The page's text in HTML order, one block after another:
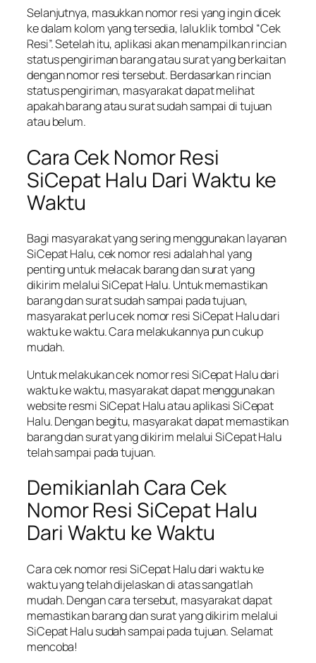
Selanjutnya, masukkan nomor resi yang ingin dicek
ke dalam kolom yang tersedia, lalu klik tombol “Cek
Resi”. Setelah itu, aplikasi akan menampilkan rincian
status pengiriman barang atau surat yang berkaitan
dengan nomor resi tersebut. Berdasarkan rincian
status pengiriman, masyarakat dapat melihat
apakah barang atau surat sudah sampai di tujuan
atau belum.
Cara Cek Nomor Resi
SiCepat Halu Dari Waktu ke
Waktu
Bagi masyarakat yang sering menggunakan layanan
SiCepat Halu, cek nomor resi adalah hal yang
penting untuk melacak barang dan surat yang
dikirim melalui SiCepat Halu. Untuk memastikan
barang dan surat sudah sampai pada tujuan,
masyarakat perlu cek nomor resi SiCepat Halu dari
waktu ke waktu. Cara melakukannya pun cukup
mudah.
Untuk melakukan cek nomor resi SiCepat Halu dari
waktu ke waktu, masyarakat dapat menggunakan
website resmi SiCepat Halu atau aplikasi SiCepat
Halu. Dengan begitu, masyarakat dapat memastikan
barang dan surat yang dikirim melalui SiCepat Halu
telah sampai pada tujuan.
Demikianlah Cara Cek
Nomor Resi SiCepat Halu
Dari Waktu ke Waktu
Cara cek nomor resi SiCepat Halu dari waktu ke
waktu yang telah dijelaskan di atas sangatlah
mudah. Dengan cara tersebut, masyarakat dapat
memastikan barang dan surat yang dikirim melalui
SiCepat Halu sudah sampai pada tujuan. Selamat
mencoba!